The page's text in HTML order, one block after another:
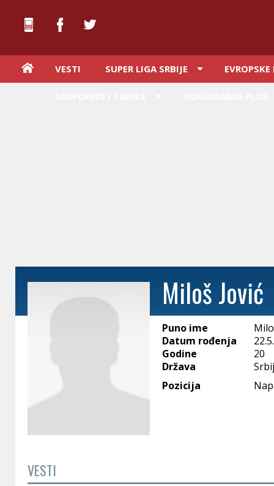
VESTI SUPER LIGA SRBIJE EVROPSKE
Miloš Jović
Puno ime
Datum rođenja
Godine
20
Država
Pozicija
VESTI